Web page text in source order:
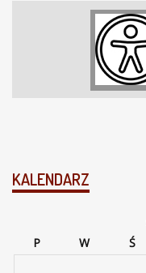
KALENDARZ
P
W Ś